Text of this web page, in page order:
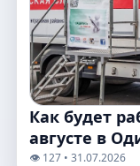
Как будет
августе в
👁️ 127 • 31.07.2026